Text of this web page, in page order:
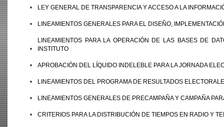
LEY GENERAL DE TRANSPARENCIA Y ACCESO A LA
LINEAMIENTOS GENERALES PARA EL DISEÑO,
LINEAMIENTOS PARA LA OPERACIÓN DE LAS BASES DE
INSTITUTO
APROBACIÓN DEL LÍQUIDO INDELEBLE PARA LA JORNADA
LINEAMIENTOS DEL PROGRAMA DE RESULTADOS
LINEAMIENTOS GENERALES DE PRECAMPAÑA Y CAMPAÑA
CRITERIOS PARA LA DISTRIBUCIÓN DE TIEMPOS EN RADIO Y